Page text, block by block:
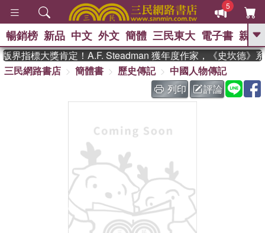
5
GO
熱搜： 東野圭吾 、 高希均教授回憶錄
The Odyssey 、 父親節 、 如果歷
史是一群喵 、 暑期推薦 、 國際布克
偉大的迷走神經
暢銷榜 新品 中文 外文 簡體 三民東大 電子書 親子
界指標大獎肯定！A.F. Steadman 獲年度作家，《史坎德》系
三民網路書店
簡體書 歷史傳記
中國人物傳記
列印
評論